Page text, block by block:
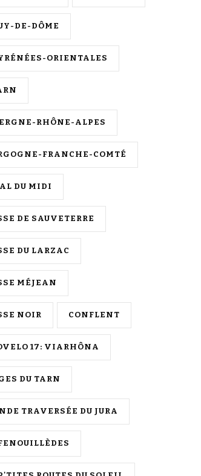
DE-DÔME
ORIENTALES
RHÔNE-ALPES
FRANCHE-COMTÉ
DU MIDI
DE SAUVETERRE
DU LARZAC
MÉJEAN
NOIR CONFLENT
17: VIARHÔNA
DU TARN
TRAVERSÉE DU JURA